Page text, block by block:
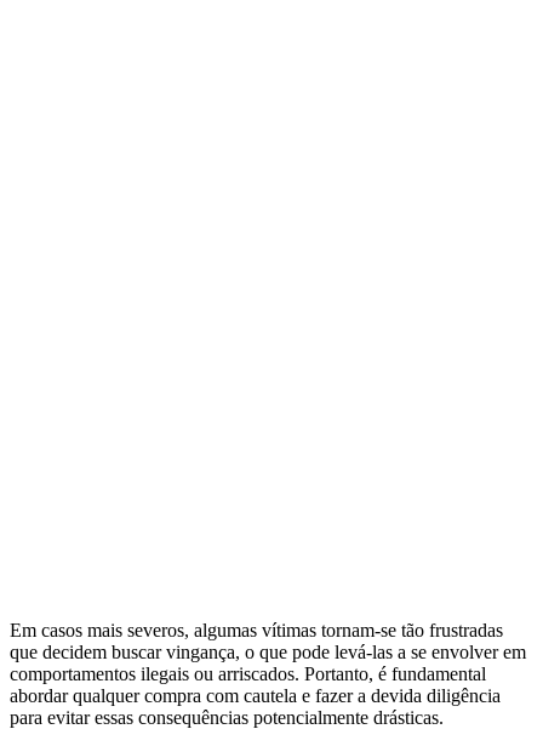
Em casos mais severos, algumas vítimas tornam-se tão frustradas
que decidem buscar vingança, o que pode levá-las a se envolver em
comportamentos ilegais ou arriscados. Portanto, é fundamental
abordar qualquer compra com cautela e fazer a devida diligência
para evitar essas consequências potencialmente drásticas.